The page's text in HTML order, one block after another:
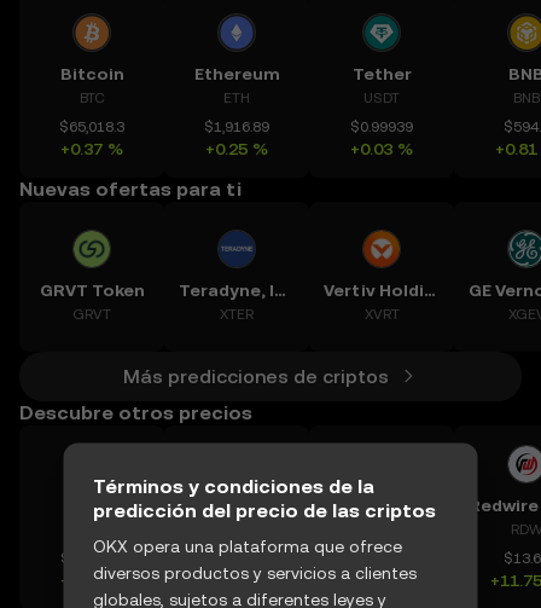
Bitcoin
BTC
$65,018.3
+0.37 %
Ethereum
ETH
$1,916.89
+0.25 %
Tether
USDT
$0.99939
+0.03 %
BNB
Nuevas ofertas para ti
GRVT Token
GRVT
Teradyne, Inc.
XTER
Vertiv Holdings, LLC
XVRT
Más predicciones de criptos
Descubre otros precios
Blur
$0.01368
+0.88 %
Ondas Inc
$9.210
+3.58 %
Qtum
+1.12 %
Términos y condiciones de la
predicción del precio de las criptos
OKX opera una plataforma que ofrece
diversos productos y servicios a clientes
globales, sujetos a diferentes leyes y